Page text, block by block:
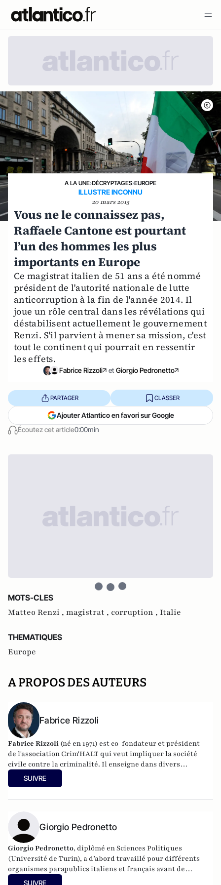
A LA UNE›DÉCRYPTAGES›EUROPE
ILLUSTRE INCONNU
20 mars 2015
Vous ne le connaissez pas,
Raffaele Cantone est pourtant
l’un des hommes les plus
importants en Europe
Ce magistrat italien de 51 ans a été nommé
président de l'autorité nationale de lutte
anticorruption à la fin de l'année 2014. Il
joue un rôle central dans les révélations qui
déstabilisent actuellement le gouvernement
Renzi. S'il parvient à mener sa mission, c'est
tout le continent qui pourrait en ressentir
les effets.
Fabrice Rizzoli et Giorgio Pedronetto
Écoutez cet article0:00min
PARTAGER CLASSER
Ajouter Atlantico en favori sur Google
MOTS-CLES
Matteo Renzi , magistrat , corruption , Italie
THEMATIQUES
Europe
A PROPOS DES AUTEURS
Fabrice Rizzoli
Fabrice Rizzoli (né en 1971) est co-fondateur et président
de l'association Crim'HALT qui veut impliquer la société
civile contre la criminalité. Il enseigne dans divers
établissements universitaires. Docteur en science politique
à l’université de Paris I (Panthéon-Sorbonne), il est
géopolitique des drogues (OGD), chargé de mission à
l'observatoire milanais sur la criminalité organisée
(Omicron) dans le cadre du projet de recherche « Falcone »
piloté par la Commission européenne. Ensuite, il a été
officier de protection au ministère des Affaires étrangères
(Direction des Français à l'étranger et des étrangers en
SUIVRE
Giorgio Pedronetto
Giorgio Pedronetto, diplômé en Sciences Politiques
(Université de Turin), a d’abord travaillé pour différents
organismes parapublics italiens et français avant de
rejoindre le secteur financier où il s’occupe de marketing.
SUIVRE